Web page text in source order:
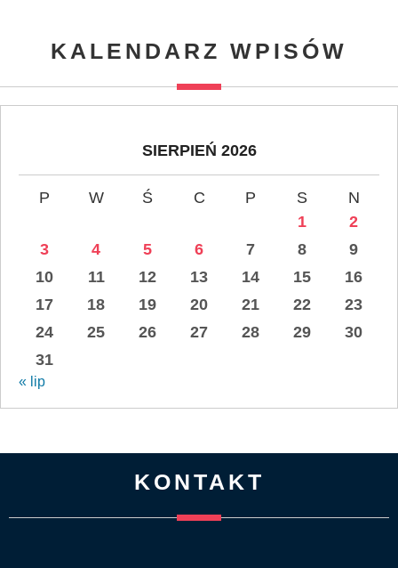
KALENDARZ WPISÓW
SIERPIEŃ 2026
P W Ś C P S
N
1
2
3
4 5 6 7 8
9
10
11 12 13 14 15
16
17
18 19 20 21 22
23
24
25 26 27 28 29
30
31
« lip
KONTAKT